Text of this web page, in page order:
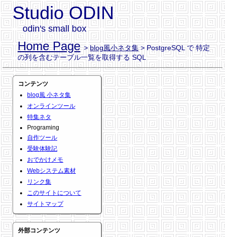
Studio ODIN
odin's small box
Home Page >blog風小ネタ集> PostgreSQL で 特定
の列を含むテーブル一覧を取得する SQL
コンテンツ
blog風 小ネタ集
オンラインツール
特集ネタ
Programing
自作ツール
受験体験記
おでかけメモ
Webシステム素材
リンク集
このサイトについて
サイトマップ
外部コンテンツ